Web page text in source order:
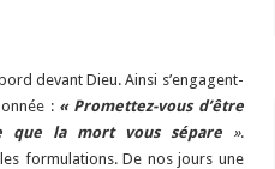
devant Dieu. Ainsi s’engagent-
: « Promettez-vous d’être
que la mort vous sépare».
formulations. De nos jours une